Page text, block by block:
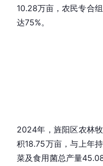
10.28万亩，农民专合
达75%。
2024年，旌阳区农林
积18.75万亩，与上年
菜及食用菌总产量